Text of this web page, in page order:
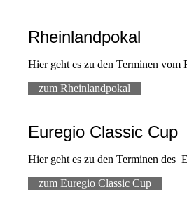
Rheinlandpokal
Hier geht es zu den Terminen vom
zum Rheinlandpokal
Euregio Classic Cup
Hier geht es zu den Terminen des
zum Euregio Classic Cup